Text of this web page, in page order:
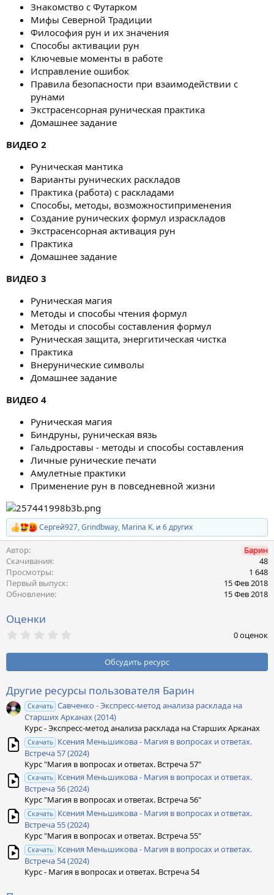
Знакомство с Футарком
Мифы Северной Традиции
Философия рун и их значения
Способы активации рун
Ключевые моменты в работе
Исправление ошибок
Правила безопасности при взаимодействии с
рунами
Экстрасенсорная руническая практика
Домашнее задание
ВИДЕО 2
Руническая мантика
Варианты рунических раскладов
Практика (работа) с раскладами
Способы, методы, возможностиприменения
Создание рунических формул израскладов
Экстрасенсорная активация рун
Практика
Домашнее задание
ВИДЕО 3
Руническая магия
Методы и способы чтения формул
Методы и способы составления формул
Руническая защита, энергитическая чистка
Практика
Внерунические символы
Домашнее задание
ВИДЕО 4
Руническая магия
Биндруны, руническая вязь
Гальдроставы - методы и способы составления
Личные рунические печати
Амулетные практики
Применение рун в повседневной жизни
Р
е
а
к
ц
и
и
:
Сергей927,Grindbway, Marina K. и 6 других
Автор
Барин
Скачивания
48
Просмотры
1 648
Первый выпуск
15 Фев 2018
Обновление
15 Фев 2018
Оценки
0
з
ё
з
д
0 оценок
Обсудить ресурс
Другие ресурсы пользователя Барин
Скачать Савченко - Экспресс-метод анализа расклада на
Старших Арканах (2014)
Курс - Экспресс-метод анализа расклада на Старших Арканах
Скачать Ксения Меньшикова - Магия в вопросах и ответах.
Встреча 57 (2024)
Курс "Магия в вопросах и ответах. Встреча 57"
Скачать Ксения Меньшикова - Магия в вопросах и ответах.
Встреча 56 (2024)
Курс "Магия в вопросах и ответах. Встреча 56"
Скачать Ксения Меньшикова - Магия в вопросах и ответах.
Встреча 55 (2024)
Курс "Магия в вопросах и ответах. Встреча 55"
Скачать Ксения Меньшикова - Магия в вопросах и ответах.
Встреча 54 (2024)
Курс - Магия в вопросах и ответах. Встреча 54